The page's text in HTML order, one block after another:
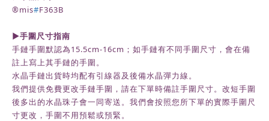
®️mis#F363B
►手圍尺寸指南
手鏈手圍默認為15.5cm-16cm ；如手鏈有不同手圍尺寸，會在備
註上寫上其手鏈的手圍。
水晶手鏈出貨時均配有引線器及後備水晶彈力線。
我們提供免費更改手鏈手圍，請在下單時備註手圍尺寸。改短手圍
後多出的水晶珠子會一同寄送。我們會按照您所下單的實際手圍尺
寸更改，手圍不用預鬆或預緊。